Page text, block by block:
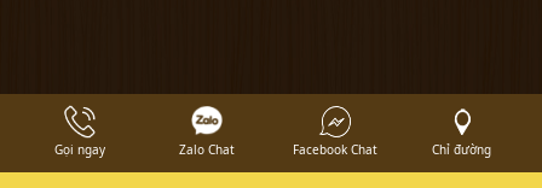
Gọi ngay Zalo Chat Facebook Chat Chỉ đường